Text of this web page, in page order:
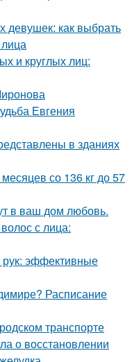
девушек: как выбрать
и круглых лиц:
Евгения
в зданиях
со 136 кг до 57
в ваш дом любовь.
с лица:
рук: эффективные
Расписание
транспорте
о восстановлении